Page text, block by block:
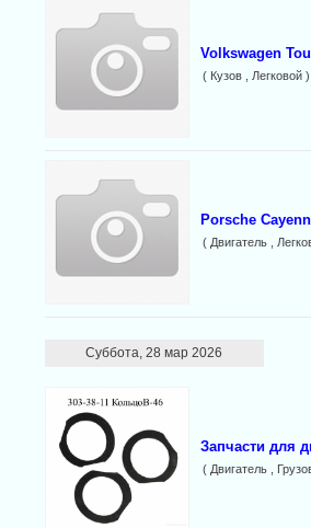
Volkswagen
( Кузов , Легковой )
Porsche
( Двигатель ,
Суббота, 28 мар 2026
Запчасти для
( Двигатель ,